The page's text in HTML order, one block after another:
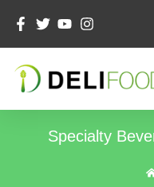
츠
Specialty